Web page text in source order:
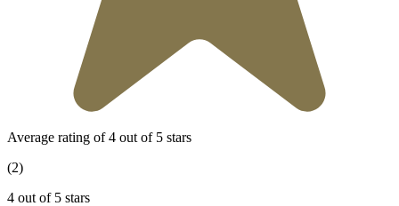
Average rating of 4 out of 5 stars
(2)
4 out of 5 stars